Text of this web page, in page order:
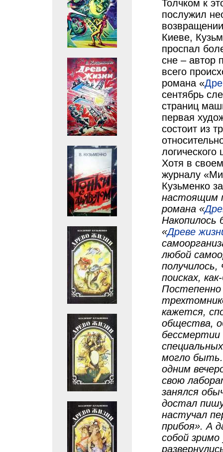
Толчком к
послужил
Киеве,
проспал
сне – автор
всего
романа «
сентябрь
страниц
первая
состоит из
логического
Хотя в
журналу
Кузьменко
настоящим
романа «
Накопилось
«Древе
любой
поисках,
кажется,
общества,
бессмертии
могло
одним
свою
занялся
достал
настучал
прибоя». А
собой